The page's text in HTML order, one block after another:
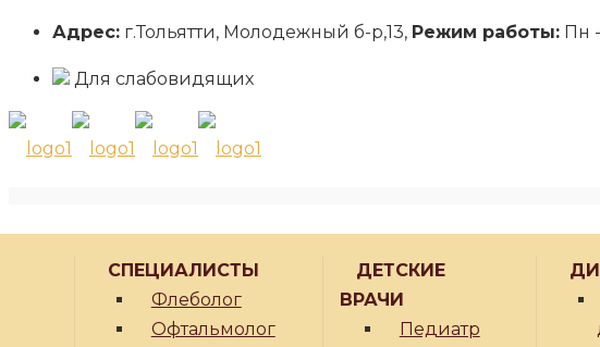
Адрес: г.Тольятти, Молодежный б-р,13, Режим работы: Пн
Для слабовидящих
СПЕЦИАЛИСТЫ
Флеболог
Офтальмолог
ДЕТСКИЕ
ВРАЧИ
Педиатр